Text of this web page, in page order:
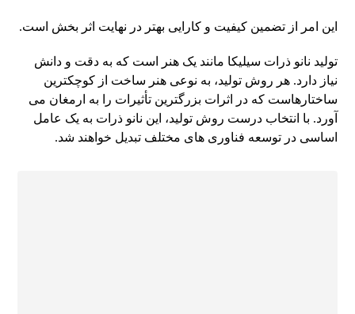
این امر از تضمین کیفیت و کارایی بهتر در نهایت اثر بخش است.
تولید نانو ذرات سیلیکا مانند یک هنر است که به دقت و دانش
نیاز دارد. هر روش تولید، به نوعی هنر ساخت از کوچکترین
ساختارهاست که در اثرات بزرگترین تأثیرات را به ارمغان می
آورد. با انتخاب درست روش تولید، این نانو ذرات به یک عامل
اساسی در توسعه فناوری های مختلف تبدیل خواهند شد.